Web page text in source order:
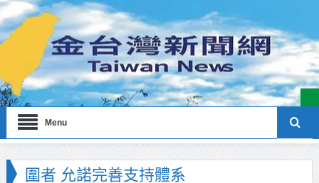
Menu
海巡署南部分署主官大換血 蔡順元